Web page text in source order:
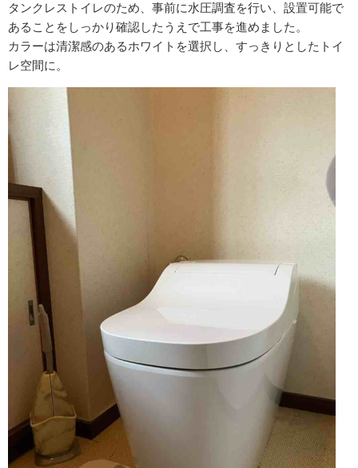
タンクレストイレのため、事前に水圧調査を行い、設置可能で
あることをしっかり確認したうえで工事を進めました。
カラーは清潔感のあるホワイトを選択し、すっきりとしたトイ
レ空間に。